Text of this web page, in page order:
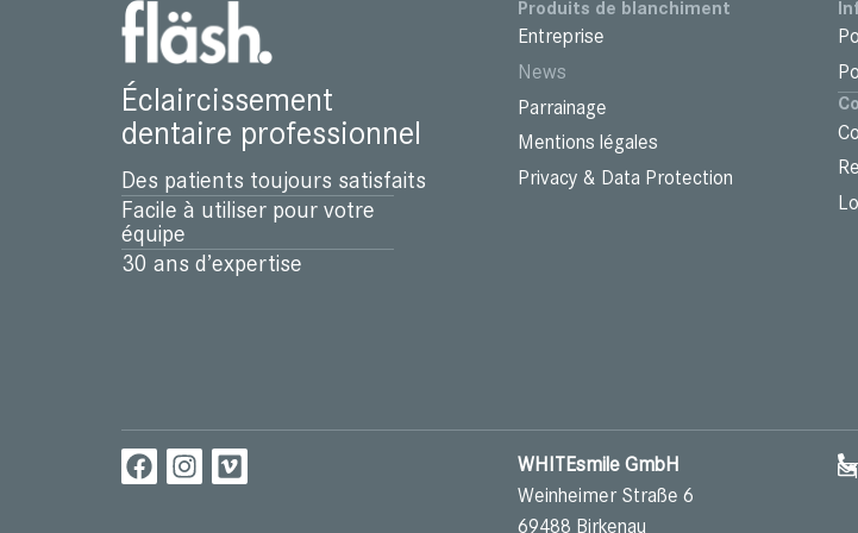
Éclaircissement
dentaire professionnel
Des patients toujours satisfaits
Facile à utiliser pour votre
équipe
30 ans d’expertise
Produits de blanchiment
Entreprise
News
Parrainage
Mentions légales
Privacy & Data Protection
WHITEsmile GmbH
Weinheimer Straße 6
69488 Birkenau